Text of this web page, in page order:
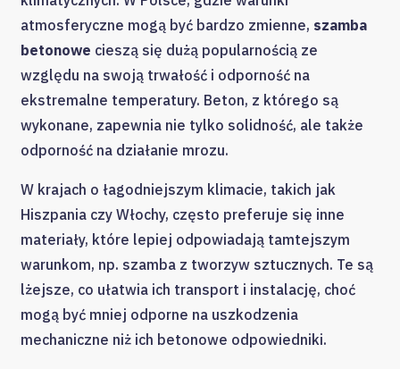
atmosferyczne mogą być bardzo zmienne, szamba
betonowe cieszą się dużą popularnością ze
względu na swoją trwałość i odporność na
ekstremalne temperatury. Beton, z którego są
wykonane, zapewnia nie tylko solidność, ale także
odporność na działanie mrozu.
W krajach o łagodniejszym klimacie, takich jak
Hiszpania czy Włochy, często preferuje się inne
materiały, które lepiej odpowiadają tamtejszym
warunkom, np. szamba z tworzyw sztucznych. Te są
lżejsze, co ułatwia ich transport i instalację, choć
mogą być mniej odporne na uszkodzenia
mechaniczne niż ich betonowe odpowiedniki.